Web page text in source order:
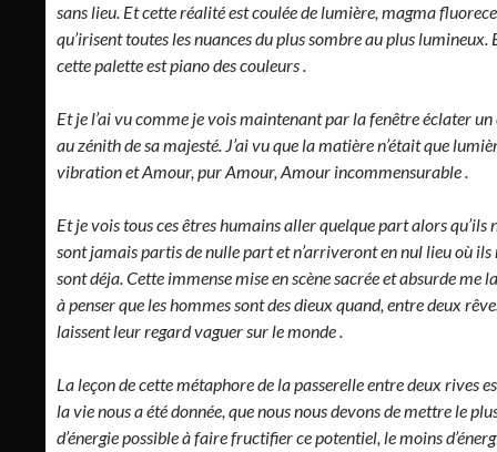
sans lieu. Et cette réalité est coulée de lumière, magma
qu’irisent toutes les nuances du plus sombre au plus lumineux.
cette palette est piano des couleurs .
Et je l’ai vu comme je vois maintenant par la fenêtre éclater un
au zénith de sa majesté. J’ai vu que la matière n’était que
vibration et Amour, pur Amour, Amour incommensurable .
Et je vois tous ces êtres humains aller quelque part alors qu’ils
sont jamais partis de nulle part et n’arriveront en nul lieu où ils
sont déja. Cette immense mise en scène sacrée et absurde me
à penser que les hommes sont des dieux quand, entre deux
laissent leur regard vaguer sur le monde .
La leçon de cette métaphore de la passerelle entre deux rives
la vie nous a été donnée, que nous nous devons de mettre le
d’énergie possible à faire fructifier ce potentiel, le moins